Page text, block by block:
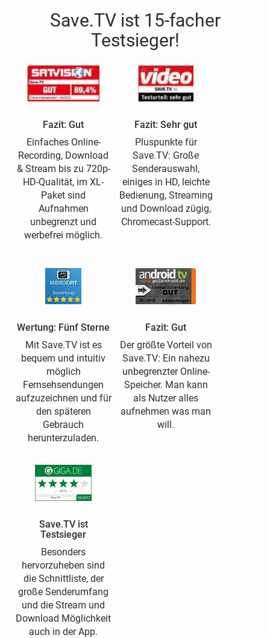
Save.TV ist 15-facher
Testsieger!
Fazit: Gut
Einfaches Online-
Recording, Download
& Stream bis zu 720p-
HD-Qualität, im XL-
Paket sind
Aufnahmen
unbegrenzt und
werbefrei möglich.
Fazit: Sehr gut
Pluspunkte für
Save.TV: Große
Senderauswahl,
einiges in HD, leichte
Bedienung, Streaming
und Download zügig,
Chromecast-Support.
Wertung: Fünf Sterne
Mit Save.TV ist es
bequem und intuitiv
möglich
Fernsehsendungen
aufzuzeichnen und für
den späteren
Gebrauch
herunterzuladen.
Fazit: Gut
Der größte Vorteil von
Save.TV: Ein nahezu
unbegrenzter Online-
Speicher. Man kann
als Nutzer alles
aufnehmen was man
will.
Save.TV ist
Testsieger
Besonders
hervorzuheben sind
die Schnittliste, der
große Senderumfang
und die Stream und
Download Möglichkeit
auch in der App.